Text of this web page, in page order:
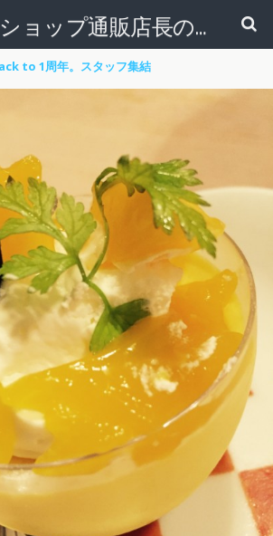
テニスショップ通販店長のブログ＠テニスショップLAFINO 西山克久
to 1周年。スタッフ集結